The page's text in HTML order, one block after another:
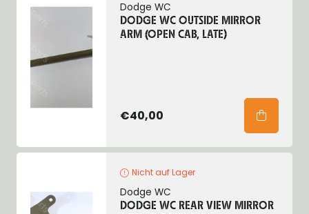
Dodge WC
DODGE WC OUTSIDE MIRROR
ARM (OPEN CAB, LATE)
€40,00
Nicht auf Lager
Dodge WC
DODGE WC REAR VIEW MIRROR